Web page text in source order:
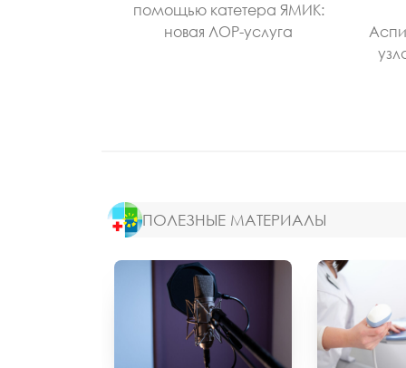
помощью катетера ЯМИК:
новая ЛОР-услуга
ПОЛЕЗНЫЕ МАТЕРИАЛЫ